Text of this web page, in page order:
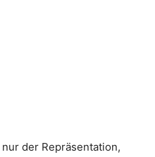
der Repräsentation,